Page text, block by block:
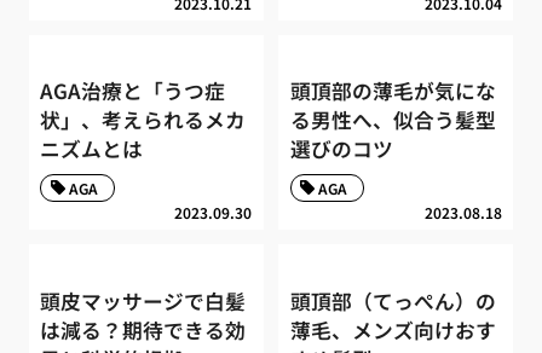
AGA治療と「うつ症
状」、考えられるメカ
ニズムとは
2023.09.30
AGA
頭頂部の薄毛が気にな
る男性へ、似合う髪型
選びのコツ
2023.08.18
AGA
頭皮マッサージで白髪
は減る？期待できる効
頭頂部（てっぺん）の
薄毛、メンズ向けおす